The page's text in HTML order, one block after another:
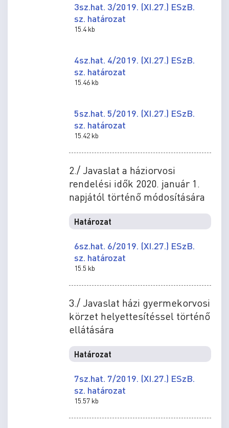
3sz.hat. 3/2019. (XI.27.) ESzB.
sz. határozat
15.4 kb
4sz.hat. 4/2019. (XI.27.) ESzB.
sz. határozat
15.46 kb
5sz.hat. 5/2019. (XI.27.) ESzB.
sz. határozat
15.42 kb
2./ Javaslat a háziorvosi
rendelési idők 2020. január 1.
napjától történő módosítására
Határozat
6sz.hat. 6/2019. (XI.27.) ESzB.
sz. határozat
15.5 kb
3./ Javaslat házi gyermekorvosi
körzet helyettesítéssel történő
ellátására
Határozat
7sz.hat. 7/2019. (XI.27.) ESzB.
sz. határozat
15.57 kb